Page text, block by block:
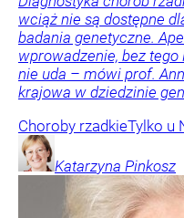
wciąż nie są dostępne
badania genetyczne.
wprowadzenie, bez tego
nie uda – mówi prof.
krajowa w dziedzinie
Choroby rzadkieTylko u
Katarzyna Pinkosz